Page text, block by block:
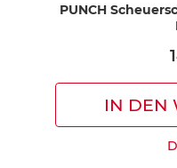
PUNCH
IN DEN